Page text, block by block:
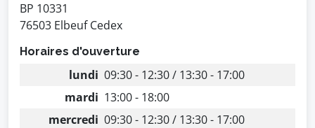
BP 10331
76503 Elbeuf Cedex
Horaires d'ouverture
lundi 09:30 - 12:30 / 13:30 - 17:00
mardi 13:00 - 18:00
mercredi 09:30 - 12:30 / 13:30 - 17:00